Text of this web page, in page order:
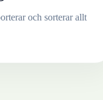
och sorterar allt